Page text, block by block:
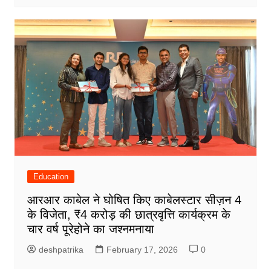
Education
आरआर काबेल ने घोषित किए काबेलस्टार सीज़न 4
के विजेता, ₹4 करोड़ की छात्रवृत्ति कार्यक्रम के
चार वर्ष पूरेहोने का जश्नमनाया
deshpatrika February 17, 2026 0